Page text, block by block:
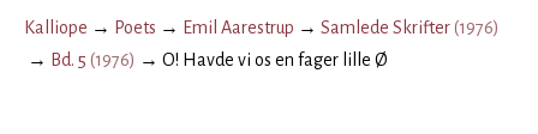
Kalliope → Poets → Emil Aarestrup → Samlede Skrifter(1976)
→ Bd. 5 (1976) → O! Havde vi os en fager lille Ø